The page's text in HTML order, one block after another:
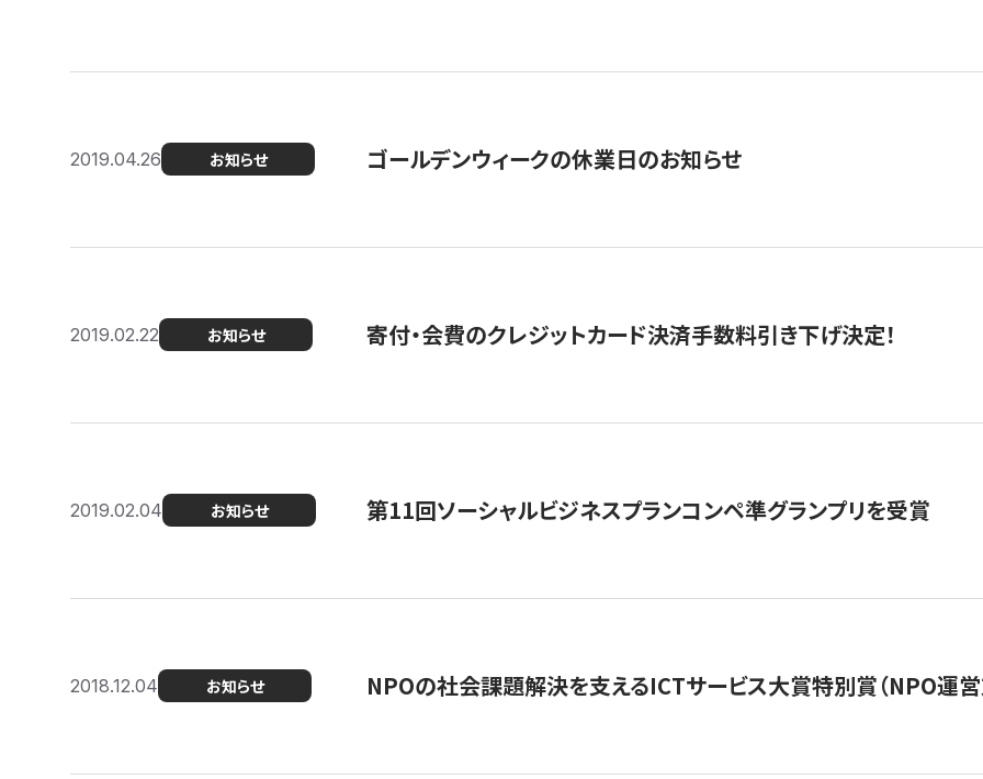
2019.04.26 お知らせ ゴールデンウィークの休業日のお知らせ
2019.02.22 お知らせ 寄付・会費のクレジットカード決済手数料引き下げ決定！
2019.02.04 お知らせ 第11回ソーシャルビジネスプランコンペ準グランプリを受賞
2018.12.04 お知らせ NPOの社会課題解決を支えるICTサービス大賞特別賞（NPO運